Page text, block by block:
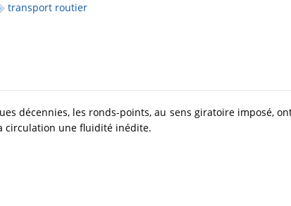
transport routier
décennies, les ronds-points, au sens giratoire imposé,
circulation une fluidité inédite.